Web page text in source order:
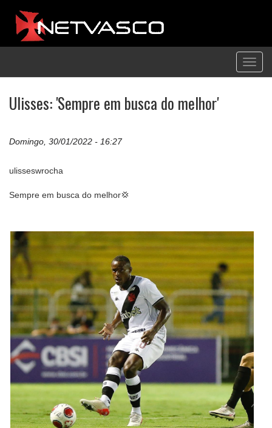
Ulisses: 'Sempre em busca do melhor'
Domingo, 30/01/2022 - 16:27
ulisseswrocha
Sempre em busca do melhor💢